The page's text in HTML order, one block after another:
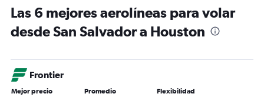
Las 6 mejores aerolíneas para volar
desde San Salvador a Houston
Frontier
Mejor precio Promedio Flexibilidad